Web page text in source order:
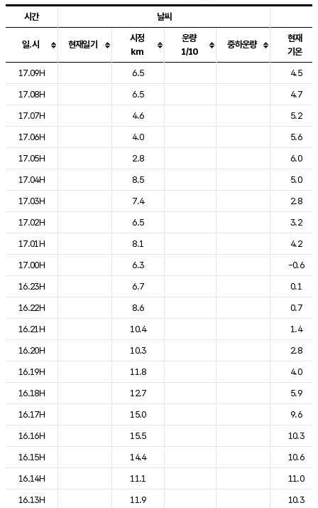
도시별 기상실황표로 지점, 날씨, 기온, 강수, 바람, 기압등을 안내한 표입
시간 날씨
일.시 현재일기
시정
km
운량
1/10
중하운량
현재
기온
17.09H
6.5
4.5
17.08H
6.5
4.7
17.07H
4.6
5.2
17.06H
4.0
5.6
17.05H
2.8
6.0
17.04H
8.5
5.0
17.03H
7.4
2.8
17.02H
6.5
3.2
17.01H
8.1
4.2
17.00H
6.3
-0.6
16.23H
6.7
0.1
16.22H
8.6
0.7
16.21H
10.4
1.4
16.20H
10.3
2.8
16.19H
11.8
4.0
16.18H
12.7
5.9
16.17H
15.0
9.6
16.16H
15.5
10.3
16.15H
14.4
10.6
16.14H
11.1
11.0
16.13H
11.9
10.3